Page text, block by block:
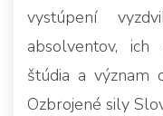
vystúpení
absolventov, ich
štúdia a význam
Ozbrojené sily